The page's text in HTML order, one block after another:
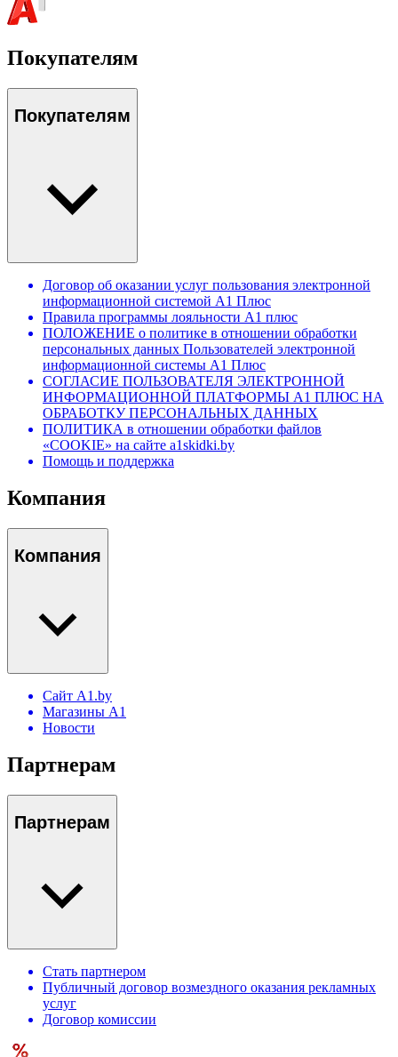
Покупателям
Покупателям
Договор об оказании услуг пользования электронной
информационной системой А1 Плюс
Правила программы лояльности А1 плюс
ПОЛОЖЕНИЕ о политике в отношении обработки
персональных данных Пользователей электронной
информационной системы А1 Плюс
СОГЛАСИЕ ПОЛЬЗОВАТЕЛЯ ЭЛЕКТРОННОЙ
ИНФОРМАЦИОННОЙ ПЛАТФОРМЫ А1 ПЛЮС НА
ОБРАБОТКУ ПЕРСОНАЛЬНЫХ ДАННЫХ
ПОЛИТИКА в отношении обработки файлов
«COOKIE» на сайте a1skidki.by
Помощь и поддержка
Компания
Компания
Сайт A1.by
Магазины А1
Новости
Партнерам
Партнерам
Стать партнером
Публичный договор возмездного оказания рекламных
услуг
Договор комиссии